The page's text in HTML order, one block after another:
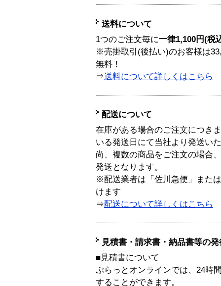
送料について
1つのご注文毎に一律1,100円(税
※売掛取引(後払い)のお客様は
無料！
⇒送料について詳しくはこちら
配送について
在庫がある場合のご注文につき
いる発送日にて当社より発送い
尚、複数の商品をご注文の場合
発送となります。
※配送業者は「佐川急便」また
けます
⇒配送について詳しくはこちら
見積書・請求書・納品書等の
■見積書について
ぷらっとオンラインでは、24時
することができます。